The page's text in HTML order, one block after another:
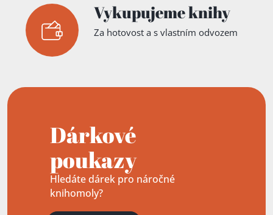
Vykupujeme knihy
Za hotovost a s vlastním odvozem
Dárkové
poukazy
Hledáte dárek pro náročné
knihomoly?